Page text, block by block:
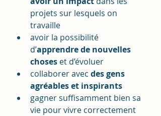
projets sur lesquels on
travaille
avoir la possibilité
d’apprendre de nouvelles
choses et d’évoluer
collaborer avec des gens
agréables et inspirants
gagner suffisamment bien sa
vie pour vivre correctement